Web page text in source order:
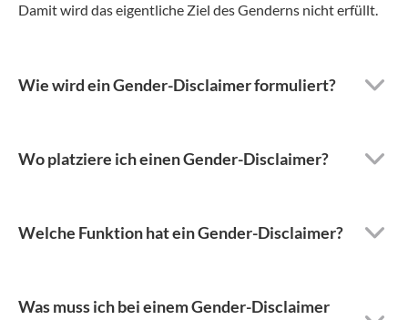
Damit wird das eigentliche Ziel des Genderns nicht erfüllt.
Wie wird ein Gender-Disclaimer formuliert?
Wo platziere ich einen Gender-Disclaimer?
Welche Funktion hat ein Gender-Disclaimer?
Was muss ich bei einem Gender-Disclaimer